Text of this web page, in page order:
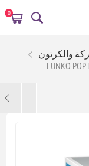
0
والكرتون
FUNKO